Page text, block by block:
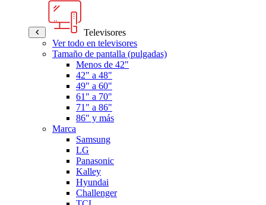
Televisores
Ver todo en televisores
Tamaño de pantalla (pulgadas)
Menos de 42"
42" a 48"
49" a 60"
61" a 70"
71" a 86"
86" y más
Marca
Samsung
LG
Panasonic
Kalley
Hyundai
Challenger